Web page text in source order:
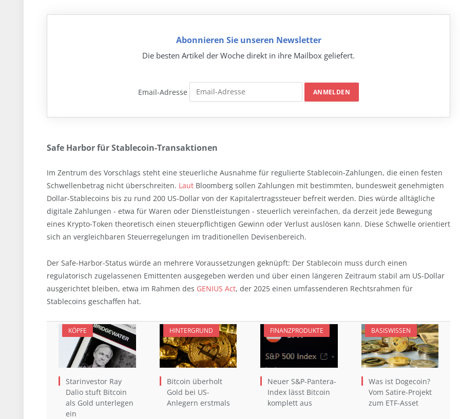
Abonnieren Sie unseren Newsletter
Die besten Artikel der Woche direkt in ihre Mailbox geliefert.
Email-Adresse
Safe Harbor für Stablecoin-Transaktionen
Im Zentrum des Vorschlags steht eine steuerliche Ausnahme für regulierte Stablecoin-Zahlungen, die einen festen
Schwellenbetrag nicht überschreiten. Laut Bloomberg sollen Zahlungen mit bestimmten, bundesweit genehmigten
Dollar-Stablecoins bis zu rund 200 US-Dollar von der Kapitalertragssteuer befreit werden. Dies würde alltägliche
digitale Zahlungen - etwa für Waren oder Dienstleistungen - steuerlich vereinfachen, da derzeit jede Bewegung
eines Krypto-Token theoretisch einen steuerpflichtigen Gewinn oder Verlust auslösen kann. Diese Schwelle orientiert
sich an vergleichbaren Steuerregelungen im traditionellen Devisenbereich.
Der Safe-Harbor-Status würde an mehrere Voraussetzungen geknüpft: Der Stablecoin muss durch einen
regulatorisch zugelassenen Emittenten ausgegeben werden und über einen längeren Zeitraum stabil am US-Dollar
ausgerichtet bleiben, etwa im Rahmen des GENIUS Act, der 2025 einen umfassenderen Rechtsrahmen für
Stablecoins geschaffen hat.
KÖPFE
Starinvestor Ray
Dalio stuft Bitcoin
als Gold unterlegen
ein
HINTERGRUND
Bitcoin überholt
Gold bei US-
Anlegern erstmals
FINANZPRODUKTE
Neuer S&P-Pantera-
Index lässt Bitcoin
komplett aus
BASISWISSEN
Was ist Dogecoin?
Vom Satire-Projekt
zum ETF-Asset